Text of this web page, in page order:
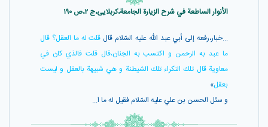
الأنوار الساطعة في شرح الزیارة الجامعة،کربلایی،ج ۲،ص ۱۹۰
...خبار،رفعه إلى أبي عبد اللّه عليه السّلام قال قلت له ما العقل؟ قال
ما عبد به الرحمن و اكتسب به الجنان،قال قلت فالذي كان في
معاوية قال تلك النكراء تلك الشيطنة و هي شبيهة بالعقل و ليست
بعقل»
و سئل الحسن بن علي عليه السّلام فقيل له ما ا...